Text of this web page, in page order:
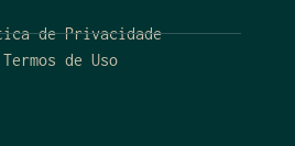
de Privacidade
Termos de Uso